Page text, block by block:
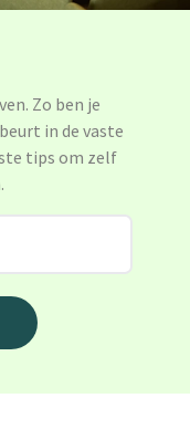
Zo ben je
in de vaste
tips om zelf